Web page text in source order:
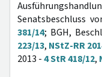
Senatsbeschluss
381/14; BGH,
223/13, NStZ-RR
2013 -4 StR 418/12,